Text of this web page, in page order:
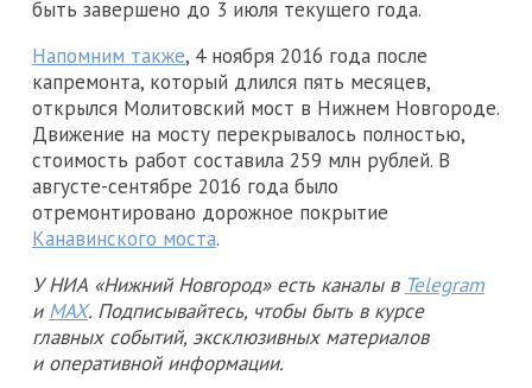
быть завершено до 3 июля текущего года.
Напомним также, 4 ноября 2016 года после
капремонта, который длился пять месяцев,
открылся Молитовский мост в Нижнем Новгороде.
Движение на мосту перекрывалось полностью,
стоимость работ составила 259 млн рублей. В
августе-сентябре 2016 года было
отремонтировано дорожное покрытие
Канавинского моста.
У НИА «Нижний Новгород» есть каналы в Telegram
и MAX. Подписывайтесь, чтобы быть в курсе
главных событий, эксклюзивных материалов
и оперативной информации.